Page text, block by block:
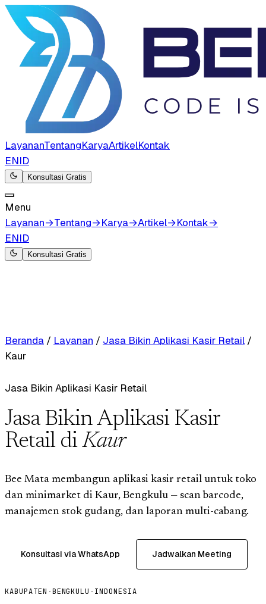
LayananTentangKaryaArtikelKontak
ENID
Konsultasi Gratis
Menu
Layanan→Tentang→Karya→Artikel→Kontak→
ENID
Konsultasi Gratis
Beranda / Layanan / Jasa Bikin Aplikasi Kasir Retail /
Kaur
Jasa Bikin Aplikasi Kasir Retail
Jasa Bikin Aplikasi Kasir
Retail diKaur
Bee Mata membangun aplikasi kasir retail untuk toko
dan minimarket di Kaur, Bengkulu — scan barcode,
manajemen stok gudang, dan laporan multi-cabang.
Konsultasi via WhatsApp Jadwalkan Meeting
KABUPATEN ·BENGKULU · INDONESIA